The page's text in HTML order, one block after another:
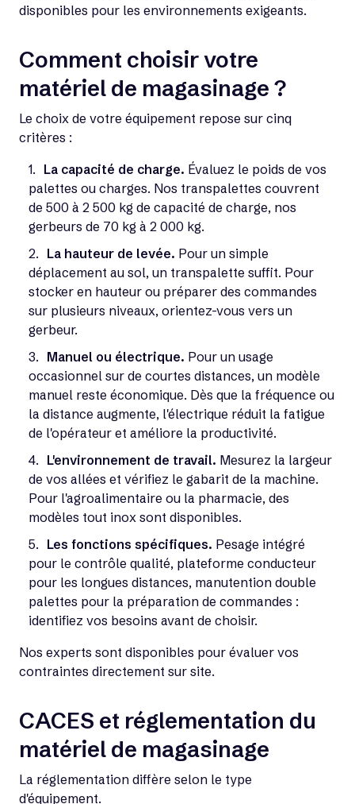
disponibles pour les environnements exigeants.
Comment choisir votre
matériel de magasinage ?
Le choix de votre équipement repose sur cinq
critères :
La capacité de charge. Évaluez le poids de vos
palettes ou charges. Nos transpalettes couvrent
de 500 à 2 500 kg de capacité de charge, nos
gerbeurs de 70 kg à 2 000 kg.
La hauteur de levée. Pour un simple
déplacement au sol, un transpalette suffit. Pour
stocker en hauteur ou préparer des commandes
sur plusieurs niveaux, orientez-vous vers un
gerbeur.
Manuel ou électrique. Pour un usage
occasionnel sur de courtes distances, un modèle
manuel reste économique. Dès que la fréquence ou
la distance augmente, l'électrique réduit la fatigue
de l'opérateur et améliore la productivité.
L'environnement de travail. Mesurez la largeur
de vos allées et vérifiez le gabarit de la machine.
Pour l'agroalimentaire ou la pharmacie, des
modèles tout inox sont disponibles.
Les fonctions spécifiques. Pesage intégré
pour le contrôle qualité, plateforme conducteur
pour les longues distances, manutention double
palettes pour la préparation de commandes :
identifiez vos besoins avant de choisir.
Nos experts sont disponibles pour évaluer vos
contraintes directement sur site.
CACES et réglementation du
matériel de magasinage
La réglementation diffère selon le type
d'équipement.